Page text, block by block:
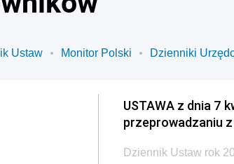
Ustaw Monitor Polski Dzienniki
USTAWA z dnia 7
przeprowadzaniu
Dziennik Ustaw rok